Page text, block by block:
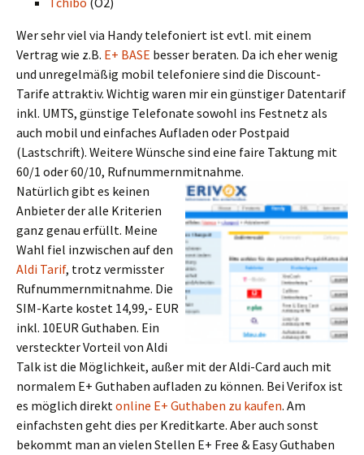
Wer sehr viel via Handy telefoniert ist evtl. mit einem
Vertrag wie z.B. E+ BASE besser beraten. Da ich eher wenig
und unregelmäßig mobil telefoniere sind die Discount-
Tarife attraktiv. Wichtig waren mir ein günstiger Datentarif
inkl. UMTS, günstige Telefonate sowohl ins Festnetz als
auch mobil und einfaches Aufladen oder Postpaid
(Lastschrift). Weitere Wünsche sind eine faire Taktung mit
60/1 oder 60/10, Rufnummernmitnahme.
Natürlich gibt es keinen
Anbieter der alle Kriterien
ganz genau erfüllt. Meine
Wahl fiel inzwischen auf den
Aldi Tarif, trotz vermisster
Rufnummernmitnahme. Die
SIM-Karte kostet 14,99,- EUR
inkl. 10EUR Guthaben. Ein
versteckter Vorteil von Aldi
Talk ist die Möglichkeit, außer mit der Aldi-Card auch mit
normalem E+ Guthaben aufladen zu können. Bei Verifox ist
es möglich direktonline E+ Guthaben zu kaufen. Am
einfachsten geht dies per Kreditkarte. Aber auch sonst
bekommt man an vielen Stellen E+ Free & Easy Guthaben